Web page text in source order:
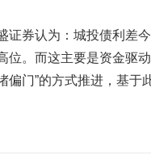
券认为：城投债利差今
位。而这主要是资金驱
偏门”的方式推进，基于